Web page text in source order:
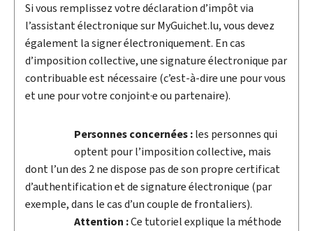
Si vous remplissez votre déclaration d’impôt via
l’assistant électronique surMyGuichet.lu, vous devez
également la signer électroniquement. En cas
d’imposition collective, une signature électronique par
contribuable est nécessaire (c’est-à-dire une pour vous
et une pour votre conjoint·e ou partenaire).
Personnes concernées :les personnes qui
optent pour l’imposition collective, mais
dont l’un des 2 ne dispose pas de son propre certificat
d’authentification et de signature électronique (par
exemple, dans le cas d’un couple de frontaliers).
Attention :Ce tutoriel explique la méthode